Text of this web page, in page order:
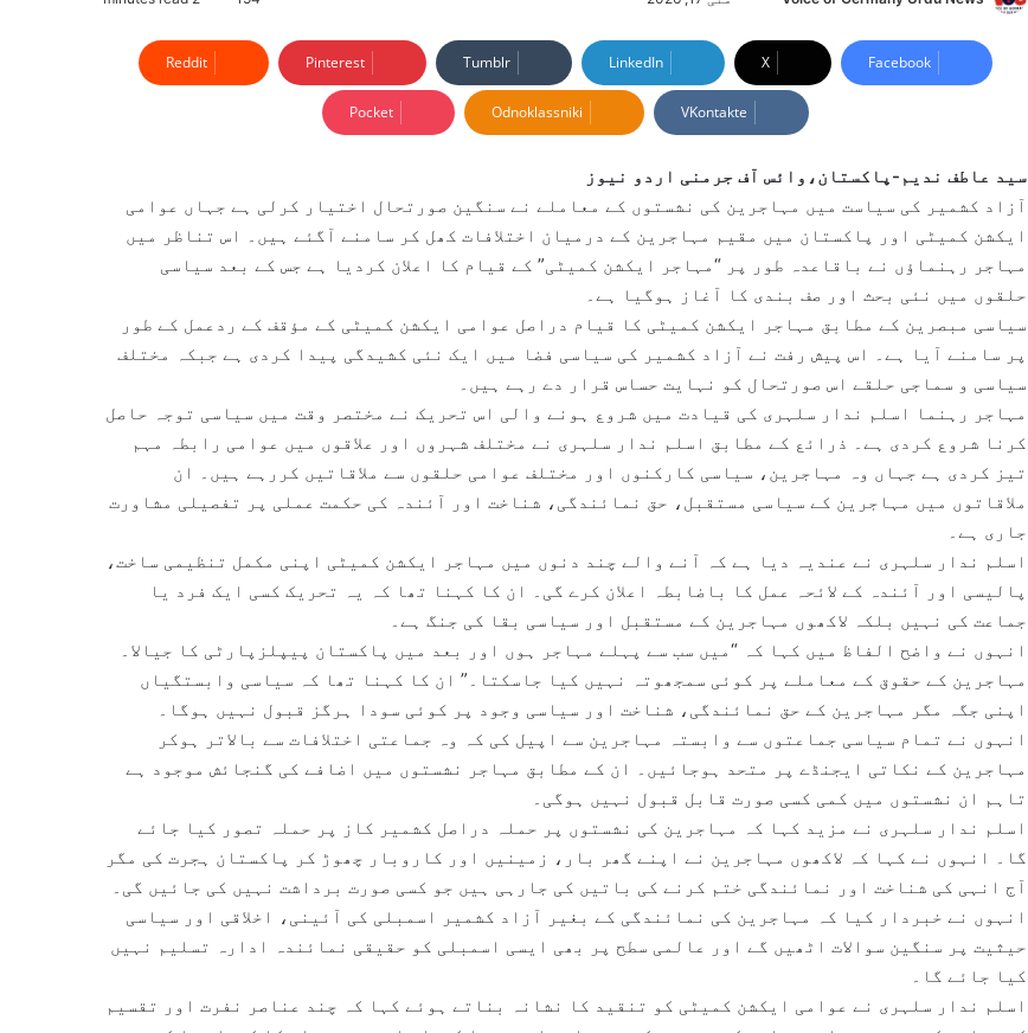
n
d
n
e
Facebook
X
LinkedIn
Tumblr
Pinterest
Reddit
VKontakte
Odnoklassniki
Pocket
سید عاطف ندیم-پاکستان،وائس آف جرمنی اردو نیوز
آزاد کشمیر کی سیاست میں مہاجرین کی نشستوں کے معاملے نے سنگین صورتحال اختیار کرلی ہے جہاں عوامی
ایکشن کمیٹی اور پاکستان میں مقیم مہاجرین کے درمیان اختلافات کھل کر سامنے آگئے ہیں۔ اس تناظر میں
مہاجر رہنماؤں نے باقاعدہ طور پر “مہاجر ایکشن کمیٹی” کے قیام کا اعلان کردیا ہے جس کے بعد سیاسی
حلقوں میں نئی بحث اور صف بندی کا آغاز ہوگیا ہے۔
سیاسی مبصرین کے مطابق مہاجر ایکشن کمیٹی کا قیام دراصل عوامی ایکشن کمیٹی کے مؤقف کے ردعمل کے طور
پر سامنے آیا ہے۔ اس پیش رفت نے آزاد کشمیر کی سیاسی فضا میں ایک نئی کشیدگی پیدا کردی ہے جبکہ مختلف
سیاسی و سماجی حلقے اس صورتحال کو نہایت حساس قرار دے رہے ہیں۔
مہاجر رہنما اسلم ندار سلہری کی قیادت میں شروع ہونے والی اس تحریک نے مختصر وقت میں سیاسی توجہ حاصل
کرنا شروع کردی ہے۔ ذرائع کے مطابق اسلم ندار سلہری نے مختلف شہروں اور علاقوں میں عوامی رابطہ مہم
تیز کردی ہے جہاں وہ مہاجرین، سیاسی کارکنوں اور مختلف عوامی حلقوں سے ملاقاتیں کررہے ہیں۔ ان
ملاقاتوں میں مہاجرین کے سیاسی مستقبل، حق نمائندگی، شناخت اور آئندہ کی حکمت عملی پر تفصیلی مشاورت
جاری ہے۔
اسلم ندار سلہری نے عندیہ دیا ہے کہ آنے والے چند دنوں میں مہاجر ایکشن کمیٹی اپنی مکمل تنظیمی ساخت،
پالیسی اور آئندہ کے لائحہ عمل کا باضابطہ اعلان کرے گی۔ ان کا کہنا تھا کہ یہ تحریک کسی ایک فرد یا
جماعت کی نہیں بلکہ لاکھوں مہاجرین کے مستقبل اور سیاسی بقا کی جنگ ہے۔
انہوں نے واضح الفاظ میں کہا کہ “میں سب سے پہلے مہاجر ہوں اور بعد میں پاکستان پیپلزپارٹی کا جیالا۔
مہاجرین کے حقوق کے معاملے پر کوئی سمجھوتہ نہیں کیا جاسکتا۔” ان کا کہنا تھا کہ سیاسی وابستگیاں
اپنی جگہ مگر مہاجرین کے حق نمائندگی، شناخت اور سیاسی وجود پر کوئی سودا ہرگز قبول نہیں ہوگا۔
انہوں نے تمام سیاسی جماعتوں سے وابستہ مہاجرین سے اپیل کی کہ وہ جماعتی اختلافات سے بالاتر ہوکر
مہاجرین کے نکاتی ایجنڈے پر متحد ہوجائیں۔ ان کے مطابق مہاجر نشستوں میں اضافے کی گنجائش موجود ہے
تاہم ان نشستوں میں کمی کسی صورت قابل قبول نہیں ہوگی۔
اسلم ندار سلہری نے مزید کہا کہ مہاجرین کی نشستوں پر حملہ دراصل کشمیر کاز پر حملہ تصور کیا جائے
گا۔ انہوں نے کہا کہ لاکھوں مہاجرین نے اپنے گھر بار، زمینیں اور کاروبار چھوڑ کر پاکستان ہجرت کی مگر
آج انہی کی شناخت اور نمائندگی ختم کرنے کی باتیں کی جارہی ہیں جو کسی صورت برداشت نہیں کی جائیں گی۔
انہوں نے خبردار کیا کہ مہاجرین کی نمائندگی کے بغیر آزاد کشمیر اسمبلی کی آئینی، اخلاقی اور سیاسی
حیثیت پر سنگین سوالات اٹھیں گے اور عالمی سطح پر بھی ایسی اسمبلی کو حقیقی نمائندہ ادارہ تسلیم نہیں
کیا جائے گا۔
اسلم ندار سلہری نے عوامی ایکشن کمیٹی کو تنقید کا نشانہ بناتے ہوئے کہا کہ چند عناصر نفرت اور تقسیم